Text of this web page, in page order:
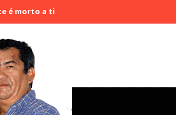
em laboratório no centro de Sobral